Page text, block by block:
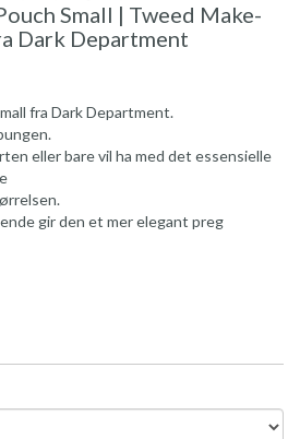
Small | Tweed Make-
Dark Department
fra Dark Department.
eller bare vil ha med det essensielle
gir den et mer elegant preg